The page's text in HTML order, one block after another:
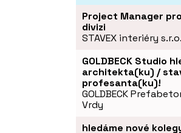
Project Manager
divizi
STAVEX interiéry
GOLDBECK Studio
architekta(ku) /
profesanta(ku)!
GOLDBECK
Vrdy
hledáme nové